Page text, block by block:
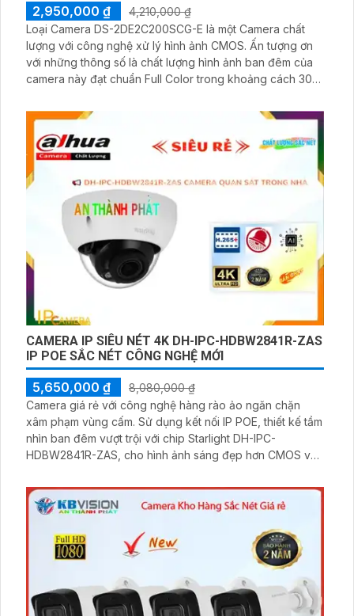
2,950,000 ₫
4,210,000 ₫
Loại Camera DS-2DE2C200SCG-E là một Camera chất
lượng với công nghệ xử lý hình ảnh CMOS. Ấn tượng ơn
với những thông số là chất lượng hình ảnh ban đêm của
camera này đạt chuẩn Full Color trong khoảng cách 30m.
lượng hình ảnh 2.0 MP và khả năng lưu trữ lâu hơn với
CAMERA IP SIÊU NÉT 4K DH-IPC-HDBW2841R-ZAS
IP POE SẮC NÉT CÔNG NGHỆ MỚI
5,650,000 ₫
8,080,000 ₫
Camera giá rẻ với công nghệ hàng rào ảo ngăn chặn
xâm phạm vùng cấm. Sử dụng kết nối IP POE, thiết kế tầm
nhìn ban đêm vượt trội với chip Starlight DH-IPC-
HDBW2841R-ZAS, cho hình ảnh sáng đẹp hơn CMOS và
lượng hình ảnh cao. Hỗ trợ giám sát qua điện thoại nhanh
chóng với mã nén hình ảnh H